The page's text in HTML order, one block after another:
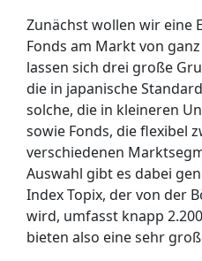
Zunächst wollen wir eine
Fonds am Markt von
lassen sich drei große
die in japanische
solche, die in kleineren
sowie Fonds, die flexibel
verschiedenen
Auswahl gibt es dabei
Index Topix, der von der
wird, umfasst knapp
bieten also eine sehr